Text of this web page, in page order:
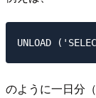
のように一日分（